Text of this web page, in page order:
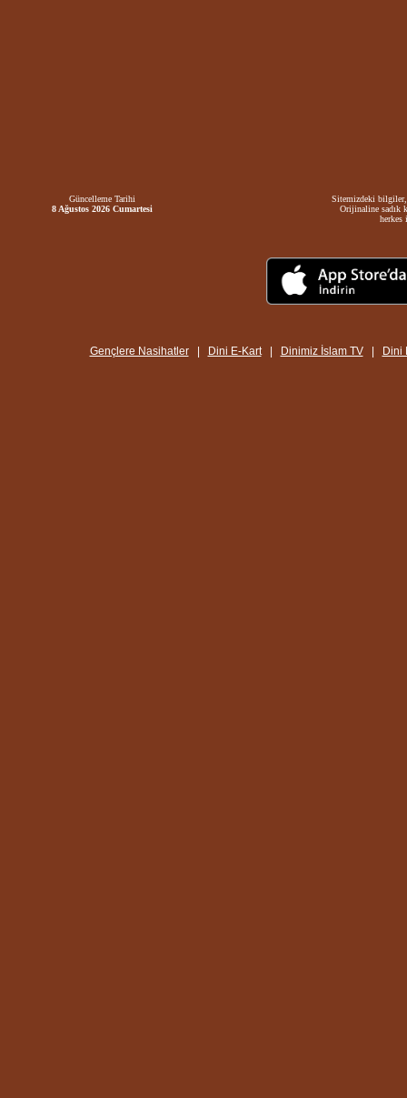
Güncelleme Tarihi
8 Ağustos 2026 Cumartesi
Sitemizdeki bilgiler,
Orijinaline sadık
herkes
Gençlere Nasihatler| Dini E-Kart| Dinimiz İslam TV| Dini